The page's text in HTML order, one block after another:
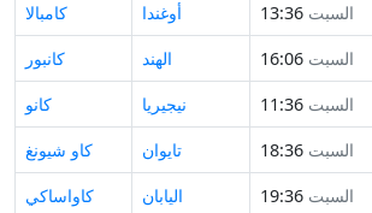
كامبالا
أوغندا السبت 13:36
كانبور
الهند السبت 16:06
كانو
نيجيريا السبت 11:36
كاو شيونغ
تايوان السبت 18:36
كاواساكي
اليابان السبت 19:36